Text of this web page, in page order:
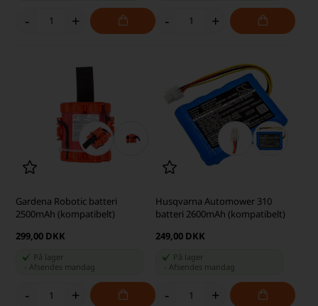
- + - +
Gardena Robotic batteri
2500mAh (kompatibelt)
299,00 DKK
På lager
-Afsendes mandag
- +
Husqvarna Automower 310
batteri 2600mAh (kompatibelt)
249,00 DKK
På lager
Afsendes mandag
- +